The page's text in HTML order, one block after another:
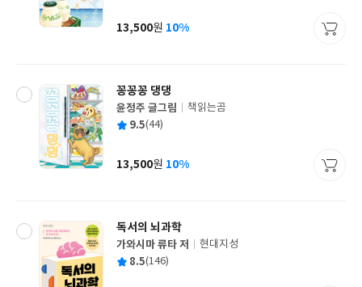
사
가
13,500원 10%
꽁꽁꽁 댕댕
글
쓴
윤정주 글그림
출
사
책읽는곰
평 9.5(44)
가
13,500원 10%
독서의 뇌과학
글
쓴
가와시마 류타 저
출
현대지성
평 8.5(146)